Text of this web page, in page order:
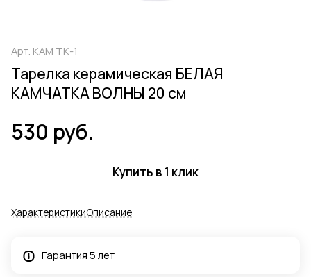
Арт. КАМ ТК-1
Тарелка керамическая БЕЛАЯ
КАМЧАТКА ВОЛНЫ 20 см
530 руб.
Купить в 1 клик
ХарактеристикиОписание
Гарантия 5 лет